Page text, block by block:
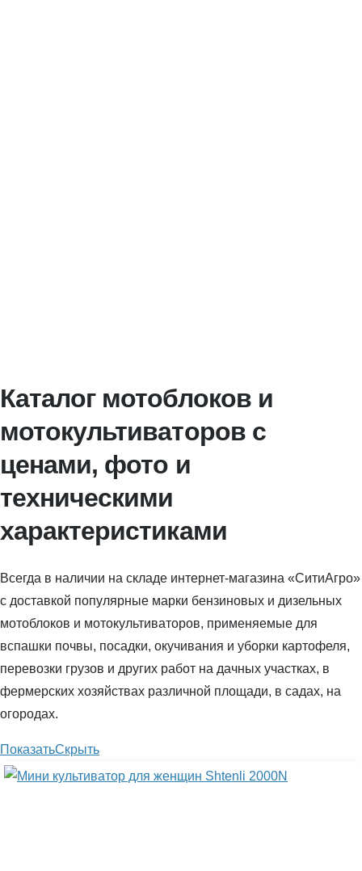
Каталог мотоблоков и
мотокультиваторов с
ценами, фото и
техническими
характеристиками
Всегда в наличии на складе интернет-магазина «СитиАгро»
с доставкой популярные марки бензиновых и дизельных
мотоблоков и мотокультиваторов, применяемые для
вспашки почвы, посадки, окучивания и уборки картофеля,
перевозки грузов и других работ на дачных участках, в
фермерских хозяйствах различной площади, в садах, на
огородах.
ПоказатьСкрыть